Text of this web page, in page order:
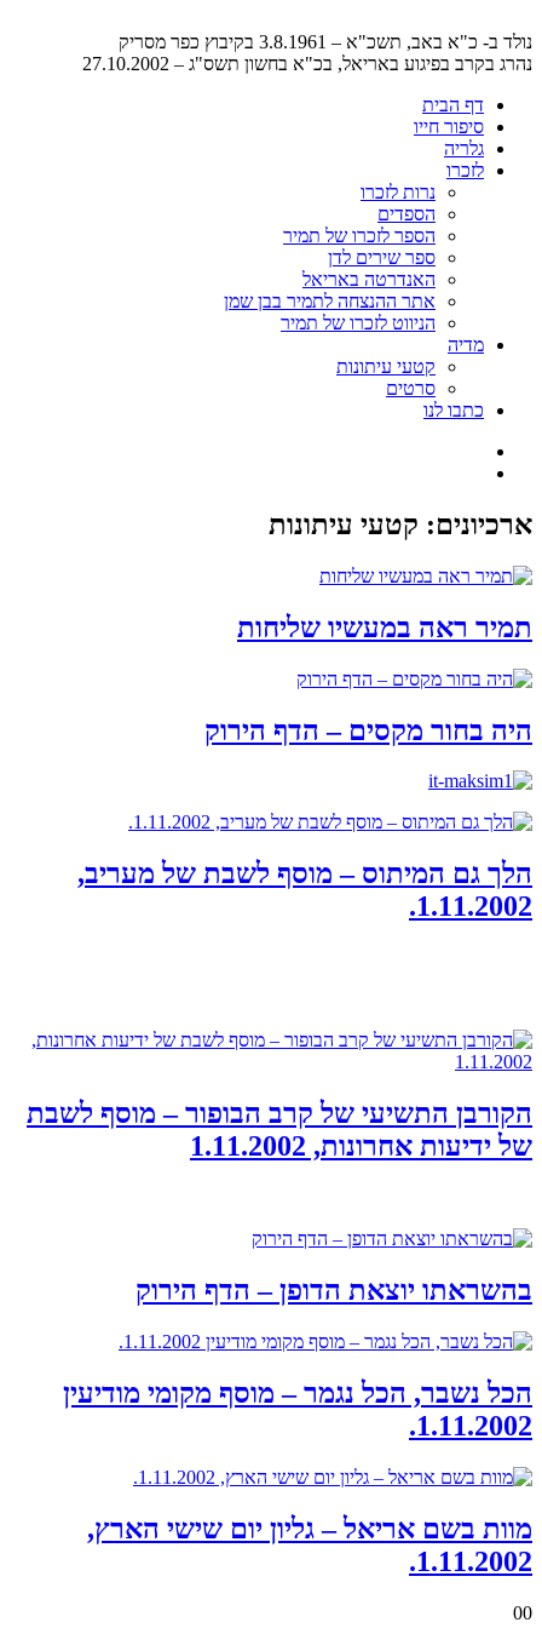
נולד ב- כ"א באב, תשכ"א – 3.8.1961 בקיבוץ כפר מסריק
נהרג בקרב בפיגוע באריאל, בכ"א בחשון תשס"ג – 27.10.2002
דף הבית
סיפור חייו
גלריה
לזכרו
נרות לזכרו
הספדים
הספר לזכרו של תמיר
ספר שירים לדן
האנדרטה באריאל
אתר ההנצחה לתמיר בבן שמן
הניווט לזכרו של תמיר
מדיה
קטעי עיתונות
סרטים
כתבו לנו
ארכיונים: קטעי עיתונות
תמיר ראה במעשיו שליחות
היה בחור מקסים – הדף הירוק
הלך גם המיתוס – מוסף לשבת של מעריב,
1.11.2002.
הקורבן התשיעי של קרב הבופור – מוסף לשבת
של ידיעות אחרונות, 1.11.2002
בהשראתו יוצאת הדופן – הדף הירוק
הכל נשבר, הכל נגמר – מוסף מקומי מודיעין
1.11.2002.
מוות בשם אריאל – גליון יום שישי הארץ,
1.11.2002.
00